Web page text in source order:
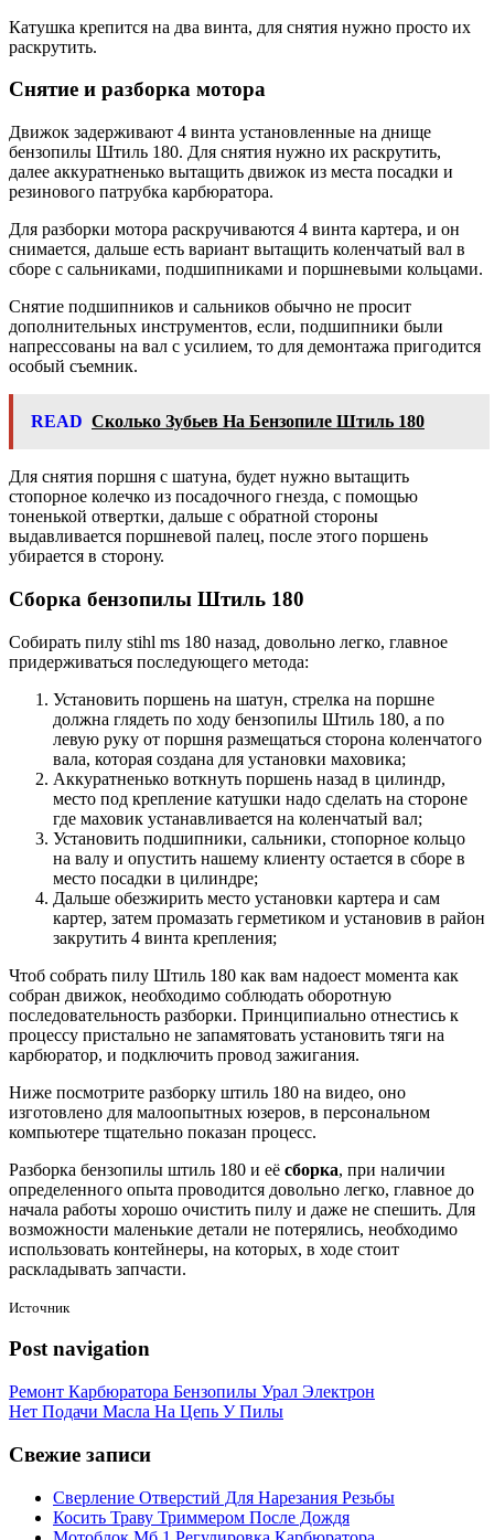
Катушка крепится на два винта, для снятия нужно просто их
раскрутить.
Снятие и разборка мотора
Движок задерживают 4 винта установленные на днище
бензопилы Штиль 180. Для снятия нужно их раскрутить,
далее аккуратненько вытащить движок из места посадки и
резинового патрубка карбюратора.
Для разборки мотора раскручиваются 4 винта картера, и он
снимается, дальше есть вариант вытащить коленчатый вал в
сборе с сальниками, подшипниками и поршневыми кольцами.
Снятие подшипников и сальников обычно не просит
дополнительных инструментов, если, подшипники были
напрессованы на вал с усилием, то для демонтажа пригодится
особый съемник.
READ Сколько Зубьев На Бензопиле Штиль 180
Для снятия поршня с шатуна, будет нужно вытащить
стопорное колечко из посадочного гнезда, с помощью
тоненькой отвертки, дальше с обратной стороны
выдавливается поршневой палец, после этого поршень
убирается в сторону.
Сборка бензопилы Штиль 180
Собирать пилу stihl ms 180 назад, довольно легко, главное
придерживаться последующего метода:
Установить поршень на шатун, стрелка на поршне
должна глядеть по ходу бензопилы Штиль 180, а по
левую руку от поршня размещаться сторона коленчатого
вала, которая создана для установки маховика;
Аккуратненько воткнуть поршень назад в цилиндр,
место под крепление катушки надо сделать на стороне
где маховик устанавливается на коленчатый вал;
Установить подшипники, сальники, стопорное кольцо
на валу и опустить нашему клиенту остается в сборе в
место посадки в цилиндре;
Дальше обезжирить место установки картера и сам
картер, затем промазать герметиком и установив в район
закрутить 4 винта крепления;
Чтоб собрать пилу Штиль 180 как вам надоест момента как
собран движок, необходимо соблюдать оборотную
последовательность разборки. Принципиально отнестись к
процессу пристально не запамятовать установить тяги на
карбюратор, и подключить провод зажигания.
Ниже посмотрите разборку штиль 180 на видео, оно
изготовлено для малоопытных юзеров, в персональном
компьютере тщательно показан процесс.
Разборка бензопилы штиль 180 и её сборка, при наличии
определенного опыта проводится довольно легко, главное до
начала работы хорошо очистить пилу и даже не спешить. Для
возможности маленькие детали не потерялись, необходимо
использовать контейнеры, на которых, в ходе стоит
раскладывать запчасти.
Источник
Post navigation
Ремонт Карбюратора Бензопилы Урал Электрон
Нет Подачи Масла На Цепь У Пилы
Свежие записи
Сверление Отверстий Для Нарезания Резьбы
Косить Траву Триммером После Дождя